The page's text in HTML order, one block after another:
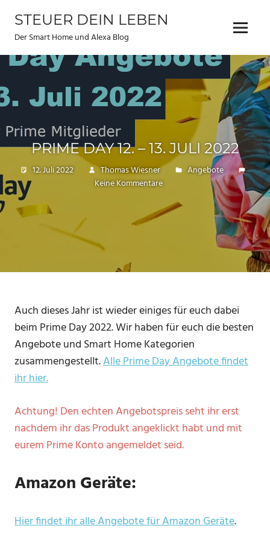
Inhalt
springen
STEUER DEIN LEBEN
Der Smart Home und Alexa Blog Menu
PRIME DAY 12. – 13. JULI 2022
12. Juli 2022 Thomas Wiesner
Angebote
Keine Kommentare
Auch dieses Jahr ist wieder einiges für euch dabei
beim Prime Day 2022. Wir haben für euch die besten
Angebote und Smart Home Kategorien
zusammengestellt.Alle Prime Day Angebote findet
ihr hier.
Achtung! Den echten Angebotspreis seht ihr erst
nachdem ihr das Produkt angeklickt habt und mit
eurem Prime Konto angemeldet seid.
Amazon Geräte:
Hier findet ihr alle Angebote für Amazon Geräte.